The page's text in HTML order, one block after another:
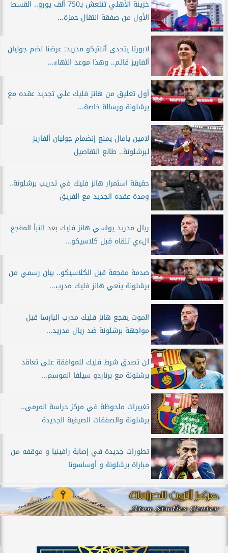
خزينة الأهلي تنتعش بـ750 ألف يورو.. القسط
الأول من صفقة انتقال حمزة...
لابورتا يتحدى أتلتيكو مدريد: عرضنا لضم جوليان
ألفاريز قائم.. وهذا موعد انتهاء...
أول تعليق من هانز فليك علي تجديد عقده مع
برشلونة ورسالة خاصة...
لامين يامال يمنع إنضمام جوليان ألفاريز
لبرشلونة.. طالع التفاصيل
حقيقة استمرار هانز فليك في تدريب برشلونة..
ومدة عقده الجديد مع الفريق
ريال مدريد يواسي هانز فليك بعد النبأ المفجع
الءي تلقاه قبل كلاسيكو...
صدمة مفجعة قبل الكلاسيكو.. بيان رسمي من
برشلونة ينعي هانز فليك مدرب...
الموت يفجع هانز فليك مدرب البارسا قبل
مواجهة برشلونة ضد ريال مدريد...
لن تصدق شرط فليك للموافقة على تعاقد
برشلونة مع برناردو سيلفا الموسم...
تغييرات ملحوظة في مركز حراسة المرمى..
برشلونة والصفقات الصيفية الجديدة
تطورات جديدة في إصابة رافينيا و موقفه من
مباراة برشلونة و أوساسونا